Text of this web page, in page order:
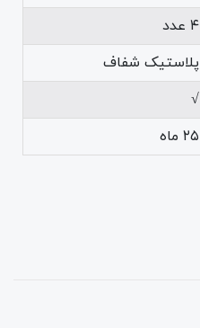
۴ عدد
پلاستیک شفاف
√
۲۵ ماه